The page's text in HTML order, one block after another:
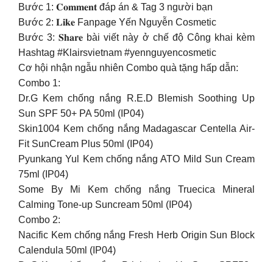
Bước 1: 𝐂𝐨𝐦𝐦𝐞𝐧𝐭 đáp án & Tag 3 người bạn
Bước 2: 𝐋𝐢𝐤𝐞 Fanpage Yến Nguyễn Cosmetic
Bước 3: 𝐒𝐡𝐚𝐫𝐞 bài viết này ở chế độ Công khai kèm
Hashtag #Klairsvietnam #yennguyencosmetic
Cơ hội nhận ngẫu nhiên Combo quà tặng hấp dẫn:
Combo 1:
Dr.G Kem chống nắng R.E.D Blemish Soothing Up
Sun SPF 50+ PA 50ml (IP04)
Skin1004 Kem chống nắng Madagascar Centella Air-
Fit SunCream Plus 50ml (IP04)
Pyunkang Yul Kem chống nắng ATO Mild Sun Cream
75ml (IP04)
Some By Mi Kem chống nắng Truecica Mineral
Calming Tone-up Suncream 50ml (IP04)
Combo 2:
Nacific Kem chống nắng Fresh Herb Origin Sun Block
Calendula 50ml (IP04)